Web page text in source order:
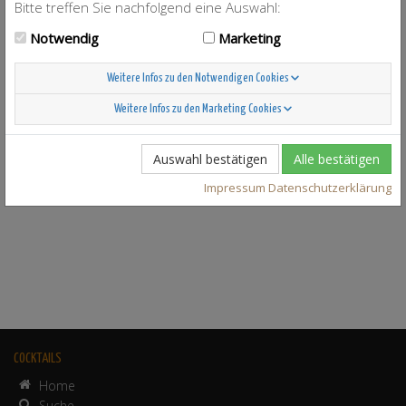
zuTropical Sunshine
COCKTAILS
Home
Bitte treffen Sie nachfolgend eine Auswahl:
Notwendig
Marketing
Weitere Infos zu den Notwendigen Cookies
Weitere Infos zu den Marketing Cookies
Auswahl bestätigen Alle bestätigen
Impressum Datenschutzerklärung